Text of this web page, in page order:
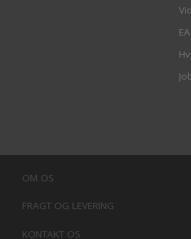
OM OS
FRAGT OG LEVERING
KONTAKT OS